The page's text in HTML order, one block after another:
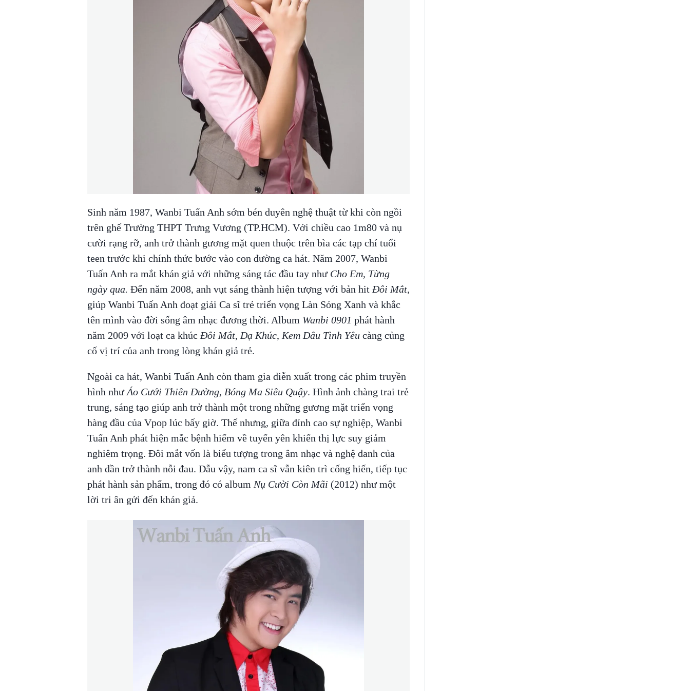
Sinh năm 1987, Wanbi Tuấn Anh sớm bén duyên nghệ thuật từ khi còn ngồi
trên ghế Trường THPT Trưng Vương (TP.HCM). Với chiều cao 1m80 và nụ
cười rạng rỡ, anh trở thành gương mặt quen thuộc trên bìa các tạp chí tuổi
teen trước khi chính thức bước vào con đường ca hát. Năm 2007, Wanbi
Tuấn Anh ra mắt khán giả với những sáng tác đầu tay như Cho Em, Từng
ngày qua. Đến năm 2008, anh vụt sáng thành hiện tượng với bản hit Đôi Mắt,
giúp Wanbi Tuấn Anh đoạt giải Ca sĩ trẻ triển vọng Làn Sóng Xanh và khắc
tên mình vào đời sống âm nhạc đương thời. Album Wanbi 0901 phát hành
năm 2009 với loạt ca khúc Đôi Mắt, Dạ Khúc, Kem Dâu Tình Yêucàng củng
cố vị trí của anh trong lòng khán giả trẻ.
Ngoài ca hát, Wanbi Tuấn Anh còn tham gia diễn xuất trong các phim truyền
hình nhưÁo Cưới Thiên Đường, Bóng Ma Siêu Quậy. Hình ảnh chàng trai trẻ
trung, sáng tạo giúp anh trở thành một trong những gương mặt triển vọng
hàng đầu của Vpop lúc bấy giờ. Thế nhưng, giữa đỉnh cao sự nghiệp, Wanbi
Tuấn Anh phát hiện mắc bệnh hiếm về tuyến yên khiến thị lực suy giảm
nghiêm trọng. Đôi mắt vốn là biểu tượng trong âm nhạc và nghệ danh của
anh dần trở thành nỗi đau. Dẫu vậy, nam ca sĩ vẫn kiên trì cống hiến, tiếp tục
phát hành sản phẩm, trong đó có album Nụ Cười Còn Mãi (2012) như một
lời tri ân gửi đến khán giả.